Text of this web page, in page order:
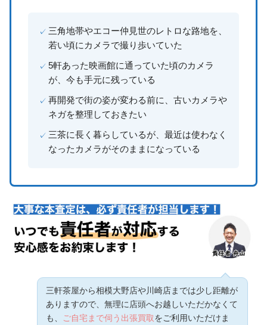
三角地帯やエコー仲見世のレトロな路地を、
若い頃にカメラで撮り歩いていた
5軒あった映画館に通っていた頃のカメラ
が、今も手元に残っている
再開発で街の姿が変わる前に、古いカメラや
ネガを整理しておきたい
三茶に長く暮らしているが、最近は使わなく
なったカメラがそのままになっている
三軒茶屋から相模大野店や川崎店までは少し距離が
ありますので、無理に店頭へお越しいただかなくて
も、 ご自宅まで伺う出張買取をご利用いただけま